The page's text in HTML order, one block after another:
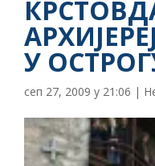
У
сеп 27, 2009 у 21:06 |